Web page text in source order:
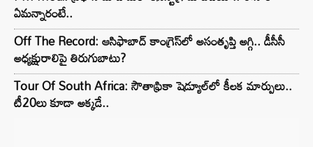
ఏమన్నారంటే..
Off The Record: ఆసిఫాబాద్ కాంగ్రెస్‌లో అసంతృప్తి అగ్గి.. డీసీసీ
అధ్యక్షురాలిపై తిరుగుబాటు?
Tour Of South Africa: సౌతాఫ్రికా షెడ్యూల్‌లో కీలక మార్పులు..
టీ20లు కూడా అక్కడే..